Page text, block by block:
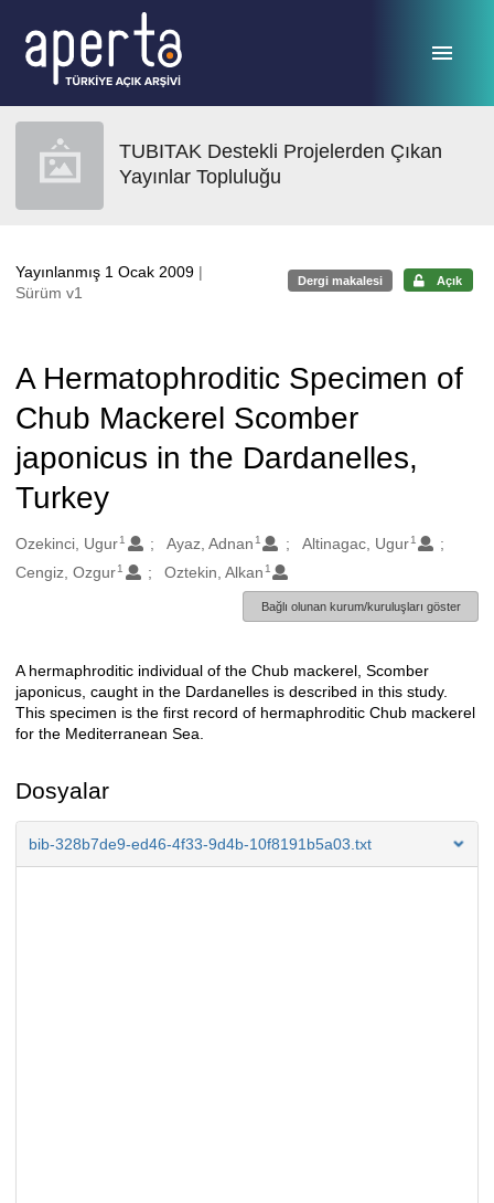
TUBITAK Destekli Projelerden Çıkan
Yayınlar Topluluğu
Yayınlanmış 1 Ocak 2009 |
Sürüm v1
Dergi makalesi Açık
A Hermatophroditic Specimen of
Chub Mackerel Scomber
japonicus in the Dardanelles,
Turkey
Oluşturanlar
Ozekinci, Ugur1 Ayaz, Adnan 1 Altinagac, Ugur 1
Cengiz, Ozgur1 Oztekin, Alkan 1
Bağlı olunan kurum/kuruluşları göster
Açıklama
A hermaphroditic individual of the Chub mackerel, Scomber
japonicus, caught in the Dardanelles is described in this study.
This specimen is the first record of hermaphroditic Chub mackerel
for the Mediterranean Sea.
Dosyalar
bib-328b7de9-ed46-4f33-9d4b-10f8191b5a03.txt